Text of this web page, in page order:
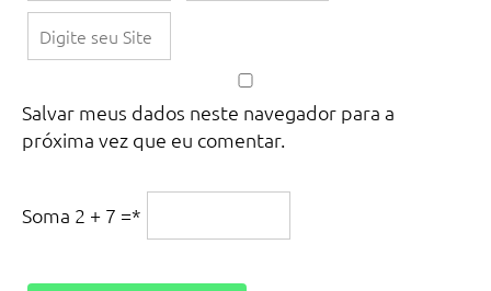
Salvar meus dados neste navegador para a
próxima vez que eu comentar.
Soma 2 + 7 =*